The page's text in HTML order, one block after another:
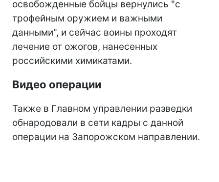
освобожденные бойцы вернулись "с
трофейным оружием и важными
данными", и сейчас воины проходят
лечение от ожогов, нанесенных
российскими химикатами.
Видео операции
Также в Главном управлении разведки
обнародовали в сети кадры с данной
операции на Запорожском направлении.